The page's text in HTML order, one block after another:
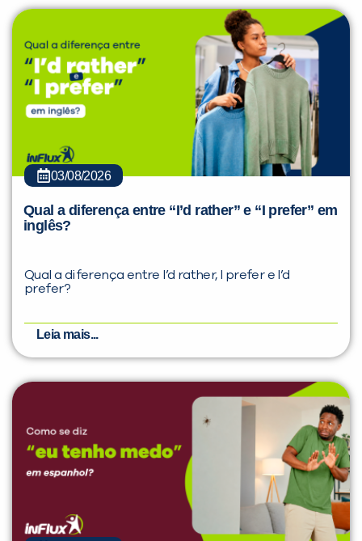
03/08/2026
Qual a diferença entre “I’d rather” e “I prefer” em
inglês?
Qual a diferença entre I’d rather, I prefer e I’d
prefer?
Leia mais...